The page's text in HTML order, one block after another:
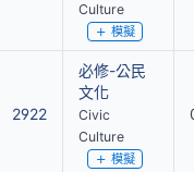
Culture
模擬
2922
必修-公民
文化
Civic
Culture
模擬